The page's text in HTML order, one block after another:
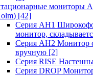
мониторы
[42]
Серия AH1
монитор,
Серия AH2 Монитор
вручную [2]
Серия RISE
Серия DROP